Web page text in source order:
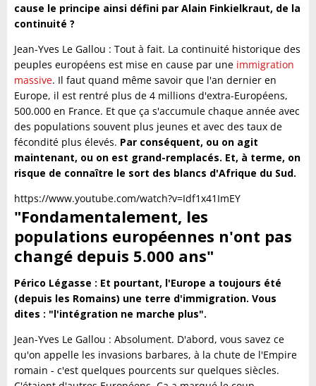
cause le principe ainsi défini par Alain Finkielkraut, de la
continuité ?
Jean-Yves Le Gallou : Tout à fait. La continuité historique des
peuples européens est mise en cause par une immigration
massive. Il faut quand même savoir que l'an dernier en
Europe, il est rentré plus de 4 millions d'extra-Européens,
500.000 en France. Et que ça s'accumule chaque année avec
des populations souvent plus jeunes et avec des taux de
fécondité plus élevés. Par conséquent, ou on agit
maintenant, ou on est grand-remplacés. Et, à terme, on
risque de connaître le sort des blancs d'Afrique du Sud.
https://www.youtube.com/watch?v=Idf1x41ImEY
"Fondamentalement, les
populations européennes n'ont pas
changé depuis 5.000 ans"
Périco Légasse : Et pourtant, l'Europe a toujours été
(depuis les Romains) une terre d'immigration. Vous
dites : "l'intégration ne marche plus".
Jean-Yves Le Gallou : Absolument. D'abord, vous savez ce
qu'on appelle les invasions barbares, à la chute de l'Empire
romain - c'est quelques pourcents sur quelques siècles.